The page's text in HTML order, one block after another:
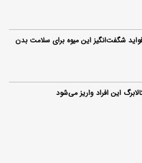
تغییر کرد؛ جزئیات برنامه جدید واریز اعتبار